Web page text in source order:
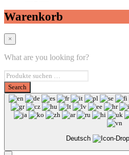
Warenkorb
×
What are you looking for?
Deutsch